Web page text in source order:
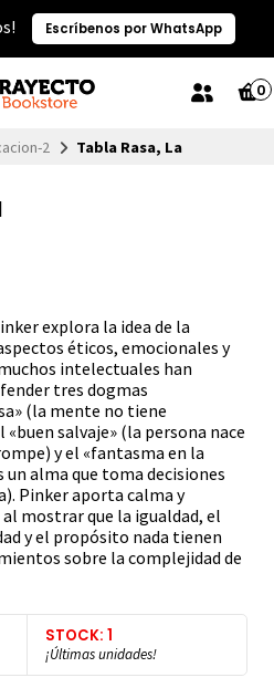
Escríbenos por WhatsApp
0
2 Tabla Rasa, La
explora la idea de la
éticos, emocionales y
intelectuales han
tres dogmas
(la mente no tiene
salvaje» (la persona nace
y el «fantasma en la
alma que toma decisiones
Pinker aporta calma y
mostrar que la igualdad, el
y el propósito nada tienen
sobre la complejidad de
STOCK: 1
¡Últimas unidades!